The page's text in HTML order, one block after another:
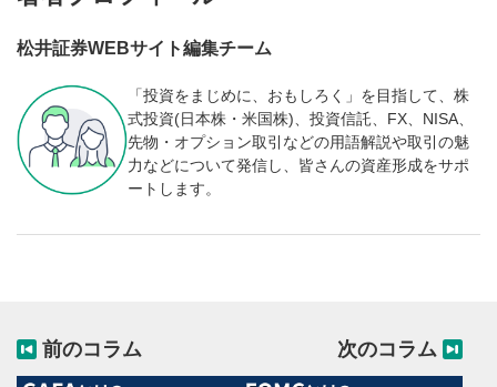
松井証券WEBサイト編集チーム
「投資をまじめに、おもしろく」を目指して、株
式投資(日本株・米国株)、投資信託、FX、NISA、
先物・オプション取引などの用語解説や取引の魅
力などについて発信し、皆さんの資産形成をサポ
ートします。
前のコラム 次のコラム